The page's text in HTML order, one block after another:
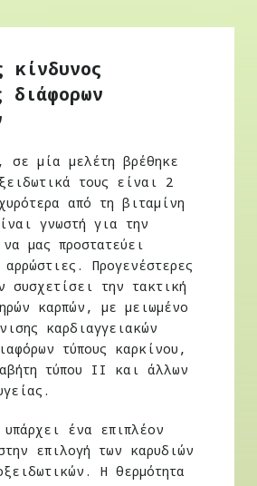
κίνδυνος
διάφορων
σε μία μελέτη βρέθηκε
τους είναι 2
από τη βιταμίνη
γνωστή για την
μας προστατεύει
Προγενέστερες
συσχετίσει την τακτική
καρπών, με μειωμένο
καρδιαγγειακών
τύπους καρκίνου,
τύπου ΙΙ και άλλων
ένα επιπλέον
επιλογή των καρυδιών
Η θερμότητα